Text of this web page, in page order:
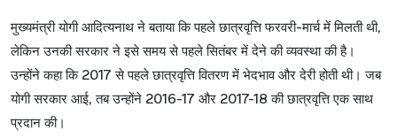
मुख्यमंत्री योगी आदित्यनाथ ने बताया कि पहले छात्रवृत्ति फरवरी-मार्च में मिलती थी,
लेकिन उनकी सरकार ने इसे समय से पहले सितंबर में देने की व्यवस्था की है।
उन्होंने कहा कि2017से पहले छात्रवृत्ति वितरण में भेदभाव और देरी होती थी। जब
योगी सरकार आई,तब उन्होंने 2016-17 और 2017-18की छात्रवृत्ति एक साथ
प्रदान की।